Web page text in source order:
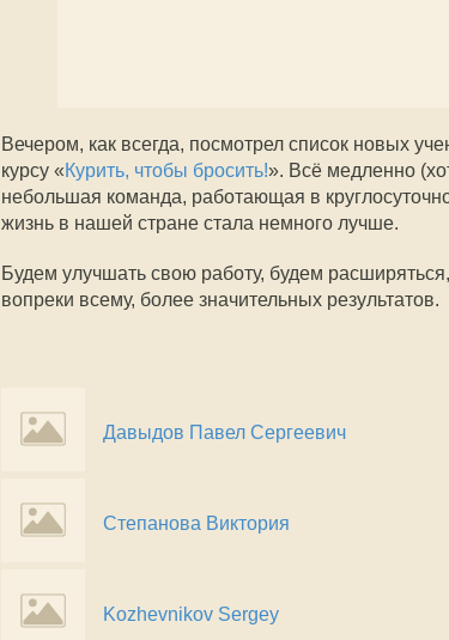
Вечером, как всегда, посмотрел список новых
курсу «Курить, чтобы бросить!». Всё медленно
небольшая команда, работающая в
жизнь в нашей стране стала немного лучше.
Будем улучшать свою работу, будем
вопреки всему, более значительных результатов.
Давыдов Павел Сергеевич
Степанова Виктория
Kozhevnikov Sergey